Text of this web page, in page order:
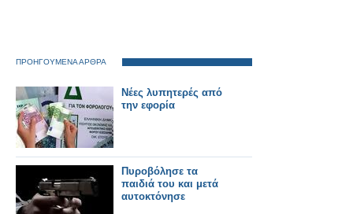
ΠΡΟΗΓΟΥΜΕΝΑ ΑΡΘΡΑ
Νέες λυπητερές από
την εφορία
Πυροβόλησε τα
παιδιά του και μετά
αυτοκτόνησε